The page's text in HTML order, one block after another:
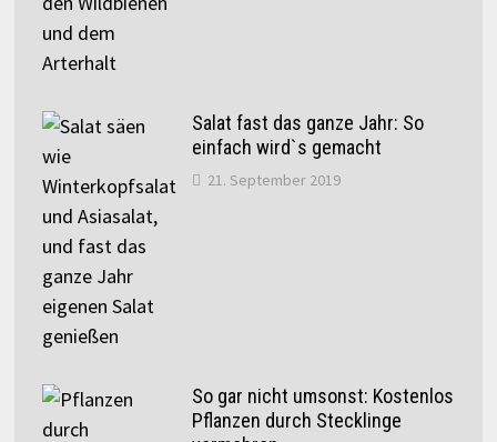
Salat fast das ganze Jahr: So
einfach wird`s gemacht
21. September 2019
So gar nicht umsonst: Kostenlos
Pflanzen durch Stecklinge